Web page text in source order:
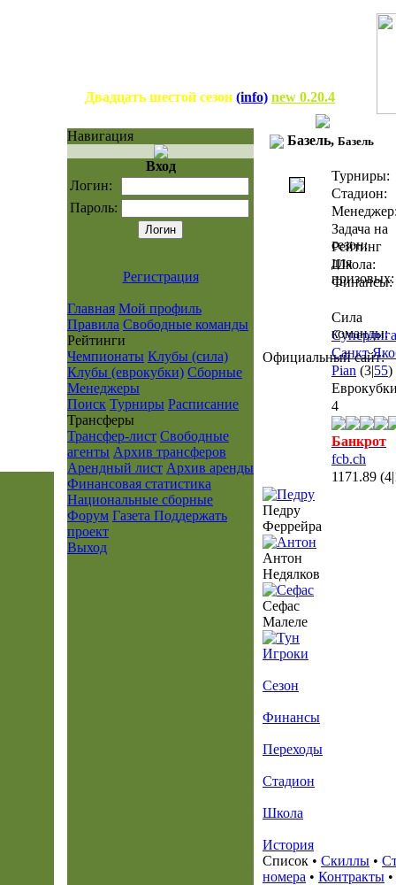
Двадцать шестой сезон (info) new 0.20.4
Навигация
Вход
Логин:
Пароль:
Регистрация
Главная Мой профиль
Правила Свободные команды
Рейтинги
Чемпионаты Клубы (сила)
Клубы (еврокубки) Сборные
Менеджеры
Поиск Турниры Расписание
Транcферы
Трансфер-лист Свободные
агенты Архив трансферов
Арендный лист Архив аренды
Финансовая статистика
Национальные сборные
Форум Газета Поддержать
проект
Выход
Базель, Базель
Турниры:
Стадион:
Задача на
сезон:
Рейтинг
для
призовых:
Школа:
Финансы:
Официальный сайт:
Сила
команды:
Суперлига
Санкт
Pian (3|55)
4
Банкрот
fcb.ch
1171.89
Педру
Феррейра
Антон
Недялков
Сефас
Малеле
Игроки
Сезон
Финансы
Переходы
Стадион
Школа
История
Список • Скиллы •
номера • Контракты •